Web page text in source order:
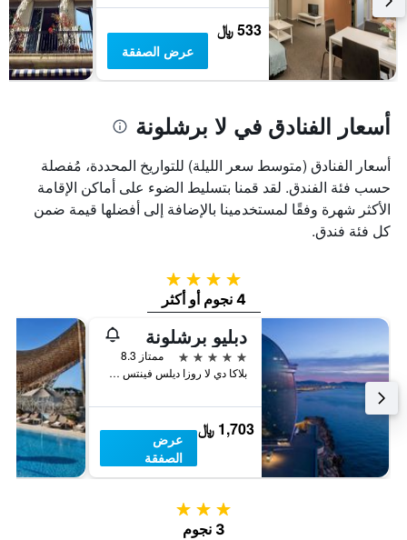
الذي
يعرض
متوسط
غرفة
533 ﷼
عرض الصفقة
أسعار الفنادق في لا برشلونة
أسعار الفنادق (متوسط سعر الليلة) للتواريخ المحددة، مُفصلة
حسب فئة الفندق. لقد قمنا بتسليط الضوء على أماكن الإقامة
الأكثر شهرة وفقًا لمستخدمينا بالإضافة إلى أفضلها قيمة ضمن
كل فئة فندق.
4 نجوم
4 نجوم أو أكثر
دبليو برشلونة
5 نجوم
ممتاز 8.3
بلاكا دي لا روزا ديلس فينتس 1, برشلونة, أسبانيا
1,703 ﷼
عرض
الصفقة
3 نجوم
3 نجوم